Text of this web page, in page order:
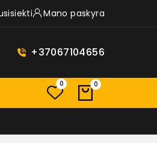
Mano paskyra
+37067104656
0 0